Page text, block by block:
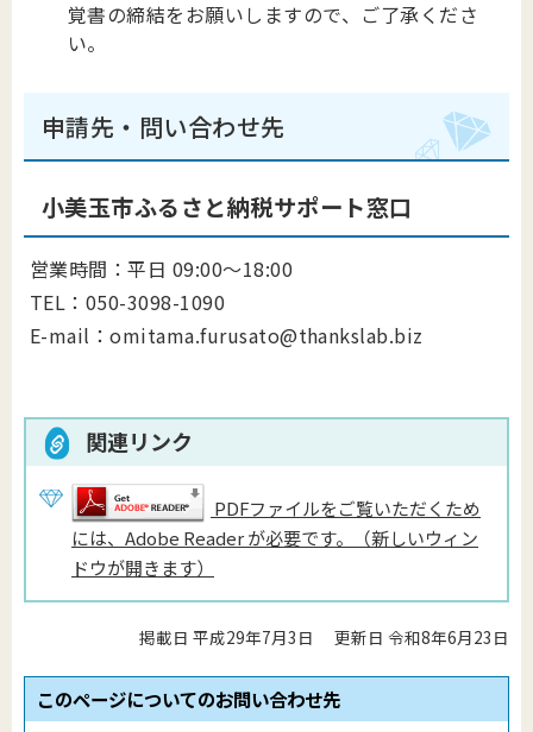
覚書の締結をお願いしますので、ご了承くださ
い。
申請先・問い合わせ先
小美玉市ふるさと納税サポート窓口
営業時間：平日 09:00～18:00
TEL：050-3098-1090
E-mail：omitama.furusato@thankslab.biz
関連リンク
PDFファイルをご覧いただくため
には、Adobe Reader が必要です。（新しいウィン
ドウが開きます）
掲載日 平成29年7月3日 更新日 令和8年6月23日
このページについてのお問い合わせ先